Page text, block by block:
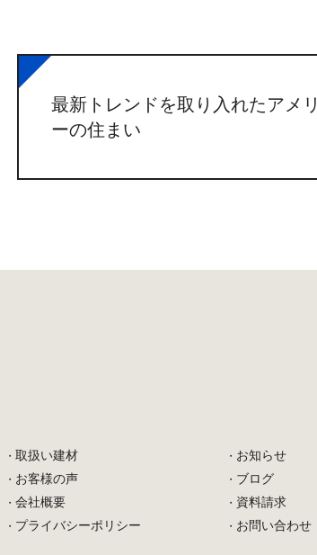
最新トレンドを取り入れたアメ
ーの住まい
取扱い建材
お客様の声
会社概要
プライバシーポリシー
お知らせ
ブログ
資料請求
お問い合わせ